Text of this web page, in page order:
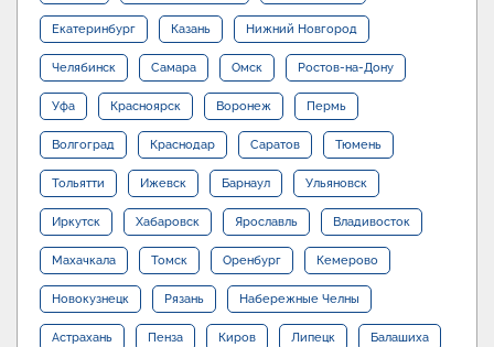
Екатеринбург Казань Нижний Новгород
Челябинск Самара Омск Ростов-на-Дону
Уфа Красноярск Воронеж Пермь
Волгоград Краснодар Саратов Тюмень
Тольятти Ижевск Барнаул Ульяновск
Иркутск Хабаровск Ярославль Владивосток
Махачкала Томск Оренбург Кемерово
Новокузнецк Рязань Набережные Челны
Астрахань Пенза Киров Липецк Балашиха